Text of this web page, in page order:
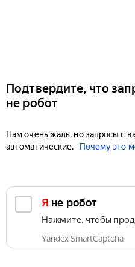
Подтвердите, что
не робот
Нам очень жаль, но запросы с
автоматические.
Почему это
Я не робот
Нажмите, чтобы
Yandex SmartCaptcha